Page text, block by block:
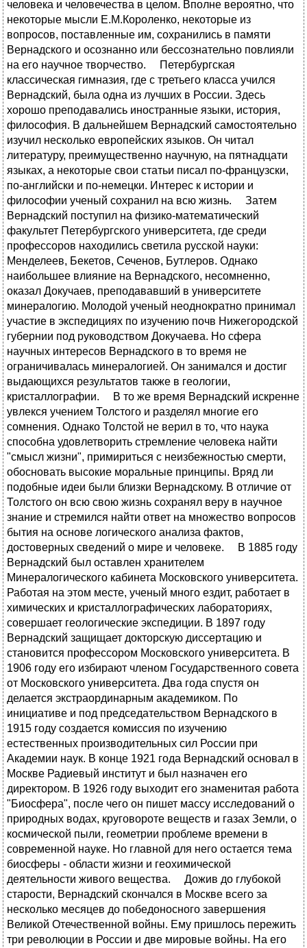
человека и человечества в целом. Вполне вероятно, что
некоторые мысли Е.М.Короленко, некоторые из
вопросов, поставленные им, сохранились в памяти
Вернадского и осознанно или бессознательно повлияли
на его научное творчество. Петербургская
классическая гимназия, где с третьего класса учился
Вернадский, была одна из лучших в России. Здесь
хорошо преподавались иностранные языки, история,
философия. В дальнейшем Вернадский самостоятельно
изучил несколько европейских языков. Он читал
литературу, преимущественно научную, на пятнадцати
языках, а некоторые свои статьи писал по-французски,
по-английски и по-немецки. Интерес к истории и
философии ученый сохранил на всю жизнь. Затем
Вернадский поступил на физико-математический
факультет Петербургского университета, где среди
профессоров находились светила русской науки:
Менделеев, Бекетов, Сеченов, Бутлеров. Однако
наибольшее влияние на Вернадского, несомненно,
оказал Докучаев, преподававший в университете
минералогию. Молодой ученый неоднократно принимал
участие в экспедициях по изучению почв Нижегородской
губернии под руководством Докучаева. Но сфера
научных интересов Вернадского в то время не
ограничивалась минералогией. Он занимался и достиг
выдающихся результатов также в геологии,
кристаллографии. В то же время Вернадский искренне
увлекся учением Толстого и разделял многие его
сомнения. Однако Толстой не верил в то, что наука
способна удовлетворить стремление человека найти
"смысл жизни", примириться с неизбежностью смерти,
обосновать высокие моральные принципы. Вряд ли
подобные идеи были близки Вернадскому. В отличие от
Толстого он всю свою жизнь сохранял веру в научное
знание и стремился найти ответ на множество вопросов
бытия на основе логического анализа фактов,
достоверных сведений о мире и человеке. В 1885 году
Вернадский был оставлен хранителем
Минералогического кабинета Московского университета.
Работая на этом месте, ученый много ездит, работает в
химических и кристаллографических лабораториях,
совершает геологические экспедиции. В 1897 году
Вернадский защищает докторскую диссертацию и
становится профессором Московского университета. В
1906 году его избирают членом Государственного совета
от Московского университета. Два года спустя он
делается экстраординарным академиком. По
инициативе и под председательством Вернадского в
1915 году создается комиссия по изучению
естественных производительных сил России при
Академии наук. В конце 1921 года Вернадский основал в
Москве Радиевый институт и был назначен его
директором. В 1926 году выходит его знаменитая работа
"Биосфера", после чего он пишет массу исследований о
природных водах, круговороте веществ и газах Земли, о
космической пыли, геометрии проблеме времени в
современной науке. Но главной для него остается тема
биосферы - области жизни и геохимической
деятельности живого вещества. Дожив до глубокой
старости, Вернадский скончался в Москве всего за
несколько месяцев до победоносного завершения
Великой Отечественной войны. Ему пришлось пережить
три революции в России и две мировые войны. На его